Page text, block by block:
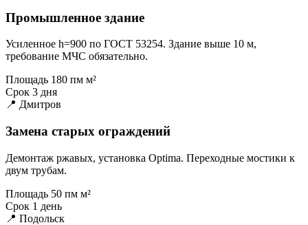
Промышленное здание
Усиленное h=900 по ГОСТ 53254. Здание выше 10 м,
требование МЧС обязательно.
Площадь 180 пм м²
Срок 3 дня
📍 Дмитров
Замена старых ограждений
Демонтаж ржавых, установка Optima. Переходные мостики к
двум трубам.
Площадь 50 пм м²
Срок 1 день
📍 Подольск